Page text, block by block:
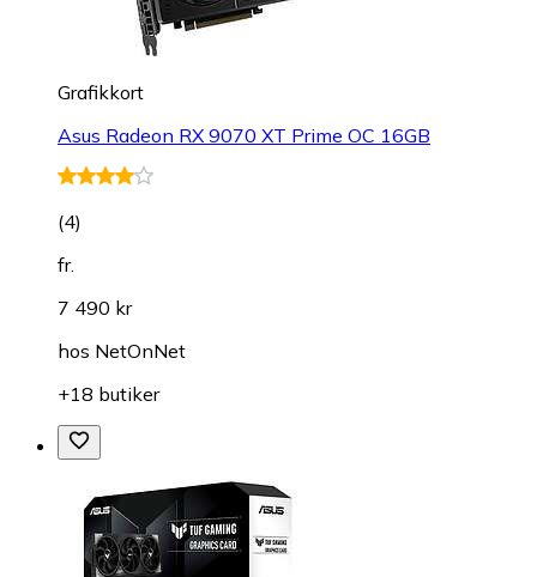
Grafikkort
Asus Radeon RX 9070 XT Prime OC 16GB
(4)
fr.
7 490 kr
hos NetOnNet
+18 butiker